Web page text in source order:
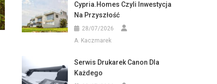
Cypria.homes Czyli Inwestycja
Na Przyszłość
28/07/2026
A. Kaczmarek
Serwis Drukarek Canon Dla
Każdego